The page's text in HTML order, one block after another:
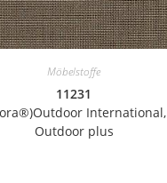
Möbelstoffe
11231
International,
Outdoor plus